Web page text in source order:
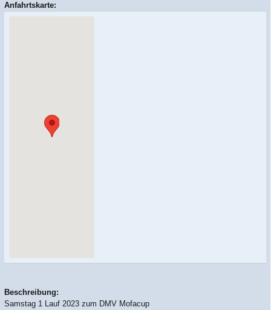
Anfahrtskarte:
Beschreibung:
Samstag 1 Lauf 2023 zum DMV Mofacup